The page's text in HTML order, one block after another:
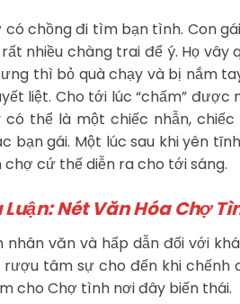
chồng đi tìm bạn tình. Con gái
nhiều chàng trai để ý. Họ vây
thì bỏ quà chạy và bị nắm
liệt. Cho tới lúc “chấm” được
thể là một chiếc nhẫn,
bạn gái. Một lúc sau khi yên
chợ cứ thế diễn ra cho tới sáng.
Luận: Nét Văn Hóa Chợ
văn và hấp dẫn đối với
tâm sự cho đến khi chếnh
cho Chợ tình nơi đây biến thái.